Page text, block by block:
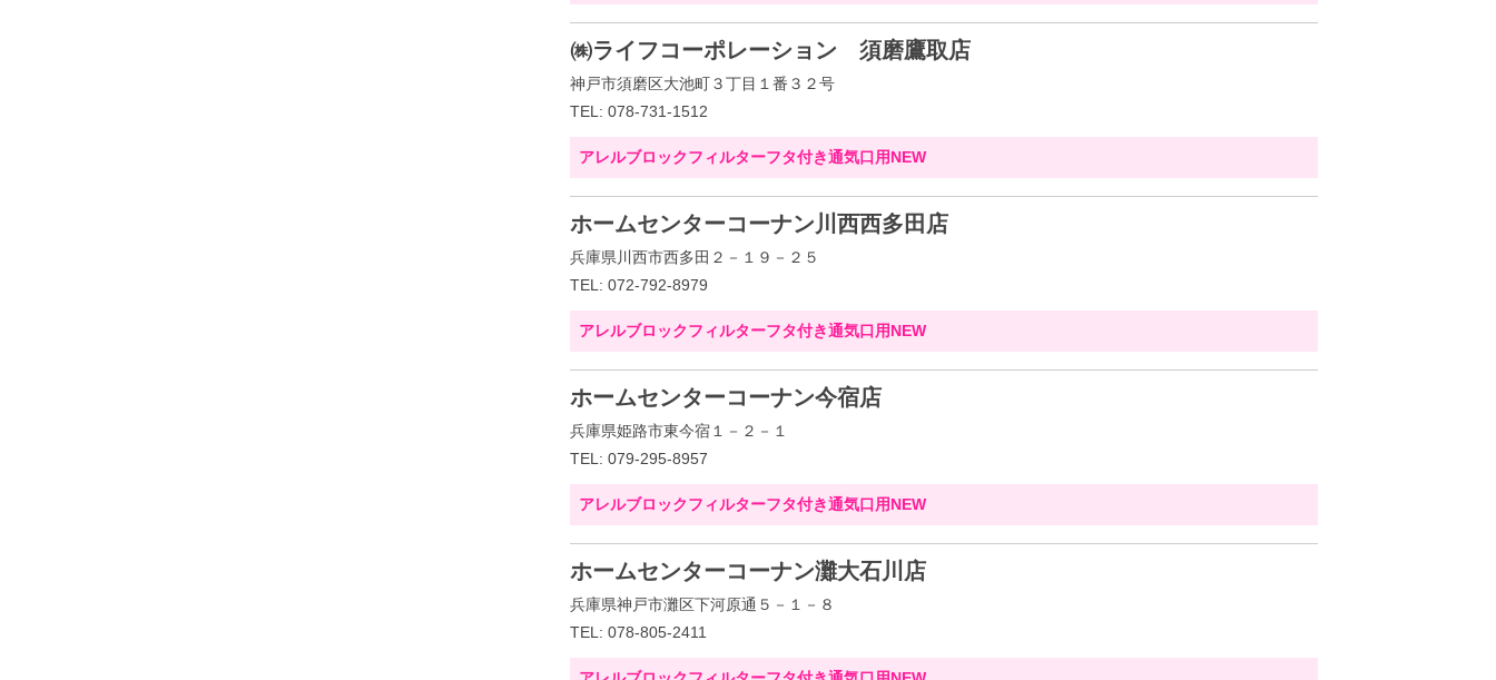
㈱ライフコーポレーション 須磨鷹取店
神戸市須磨区大池町３丁目１番３２号
TEL: 078-731-1512
アレルブロックフィルターフタ付き通気口用NEW
ホームセンターコーナン川西西多田店
兵庫県川西市西多田２－１９－２５
TEL: 072-792-8979
アレルブロックフィルターフタ付き通気口用NEW
ホームセンターコーナン今宿店
兵庫県姫路市東今宿１－２－１
TEL: 079-295-8957
アレルブロックフィルターフタ付き通気口用NEW
ホームセンターコーナン灘大石川店
兵庫県神戸市灘区下河原通５－１－８
TEL: 078-805-2411